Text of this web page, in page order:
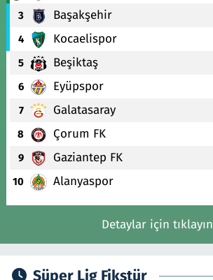
3 Başakşehir
4 Kocaelispor
5 Beşiktaş
6 Eyüpspor
7 Galatasaray
8 Çorum FK
9 Gaziantep FK
10 Alanyaspor
Detaylar için tıklayın
Süper Lig Fikstür